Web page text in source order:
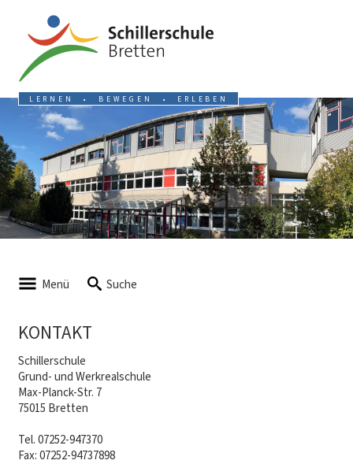
LERNEN • BEWEGEN • ERLEBEN
Menü Suche
KONTAKT
Schillerschule
Grund- und Werkrealschule
Max-Planck-Str. 7
75015 Bretten
Tel. 07252-947370
Fax: 07252-94737898